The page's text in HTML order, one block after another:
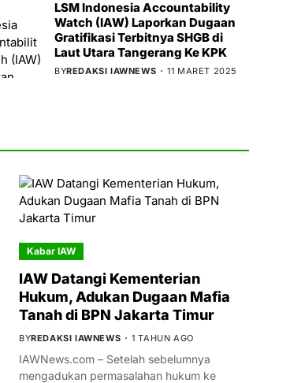
LSM Indonesia Accountability
Watch (IAW) Laporkan Dugaan
Gratifikasi Terbitnya SHGB di
Laut Utara Tangerang Ke KPK
BYREDAKSI IAWNEWS 11 MARET 2025
Kabar IAW
IAW Datangi Kementerian
Hukum, Adukan Dugaan Mafia
Tanah di BPN Jakarta Timur
BYREDAKSI IAWNEWS 1 TAHUN AGO
IAWNews.com – Setelah sebelumnya
mengadukan permasalahan hukum ke